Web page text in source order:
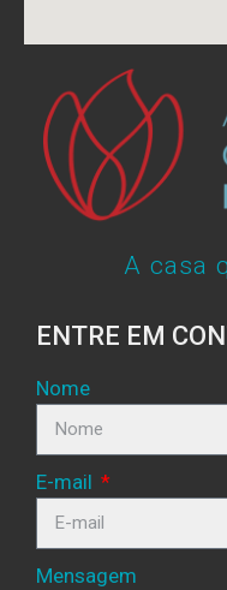
A casa
ENTRE EM
Nome
E-mail
Mensagem